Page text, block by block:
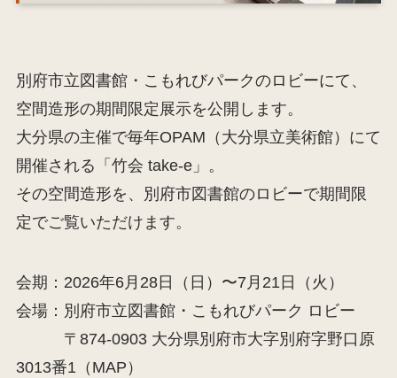
別府市⽴図書館・こもれびパークのロビーにて、
空間造形の期間限定展示を公開します。
大分県の主催で毎年OPAM（大分県立美術館）にて
開催される「竹会 take-e」。
その空間造形を、別府市図書館のロビーで期間限
定でご覧いただけます。
会期：2026年6月28日（日）〜7月21日（火）
会場： 別府市⽴図書館・こもれびパーク ロビー
〒874-0903 大分県別府市大字別府字野口原
3013番1（ MAP ）